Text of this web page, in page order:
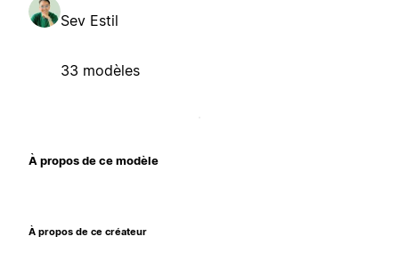
Sev Estil
33 modèles
À propos de ce modèle
À propos de ce créateur